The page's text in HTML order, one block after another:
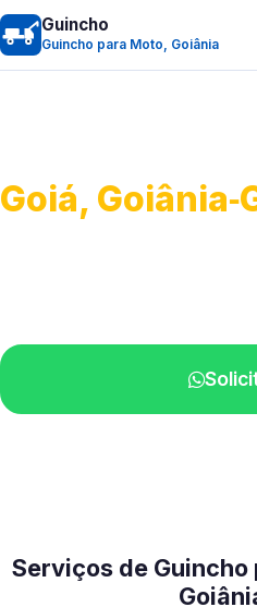
Guincho
Guincho para Moto, Goiânia
Goiá,
Serviços de Guincho